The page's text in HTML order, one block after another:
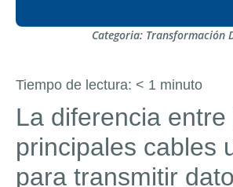
Categoria: Transformación
Tiempo de lectura: < 1 minuto
La diferencia entre
principales cables
para transmitir